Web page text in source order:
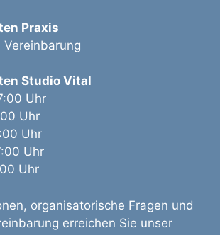
Praxis
Vereinbarung
Studio Vital
Uhr
Uhr
Uhr
Uhr
Uhr
organisatorische Fragen und
erreichen Sie unser